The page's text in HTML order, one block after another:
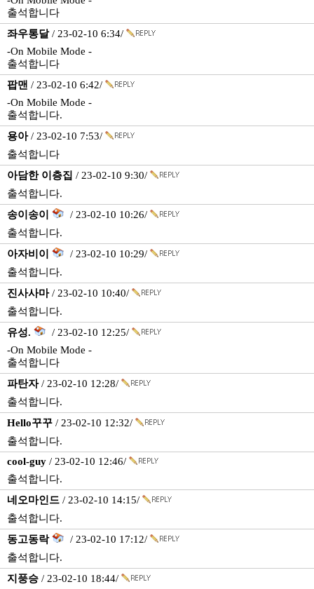
출석합니다
좌우통달/ 23-02-10 6:34/
-On Mobile Mode -
출석합니다
팝맨 / 23-02-10 6:42/
-On Mobile Mode -
출석합니다.
용아/ 23-02-10 7:53/
출석합니다
아담한 이층집 / 23-02-10 9:30/
출석합니다.
송이송이
/ 23-02-10 10:26/
출석합니다.
아자비이
/ 23-02-10 10:29/
출석합니다.
진사사마/ 23-02-10 10:40/
출석합니다.
유성.
/ 23-02-10 12:25/
-On Mobile Mode -
출석합니다
파탄자/ 23-02-10 12:28/
출석합니다.
Hello꾸꾸 / 23-02-10 12:32/
출석합니다.
cool-guy / 23-02-10 12:46/
출석합니다.
네오마인드 / 23-02-10 14:15/
출석합니다.
동고동락
/ 23-02-10 17:12/
출석합니다.
지풍승 / 23-02-10 18:44/